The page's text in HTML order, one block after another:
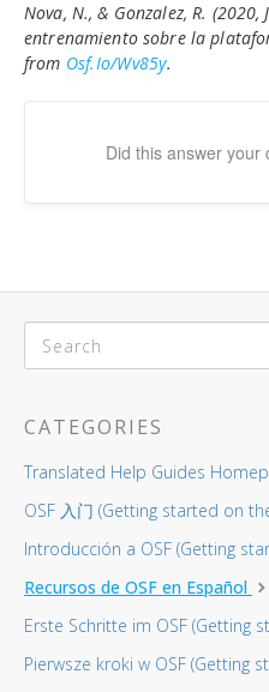
Nova, N., & Gonzalez, R.
entrenamiento sobre la
from Osf.io/wv85y.
Did this answer your
CATEGORIES
Translated Help Guides
OSF 入门 (Getting started on
Introducción a OSF (Getting
Recursos de OSF en Español
Erste Schritte im OSF (Getting
Pierwsze kroki w OSF (Getting